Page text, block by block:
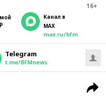
16+
Канал в
MAX
max.ru/bfm
Telegram
t.me/BFMnews